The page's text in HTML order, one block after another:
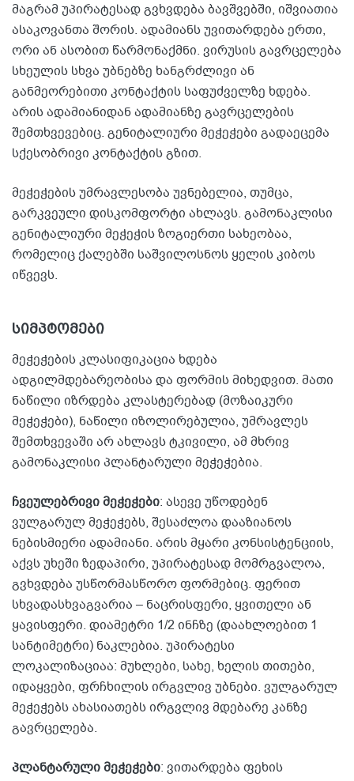
მაგრამ უპირატესად გვხვდება ბავშვებში, იშვიათია
ასაკოვანთა შორის. ადამიანს უვითარდება ერთი,
ორი ან ასობით წარმონაქმნი. ვირუსის გავრცელება
სხეულის სხვა უბნებზე ხანგრძლივი ან
განმეორებითი კონტაქტის საფუძველზე ხდება.
არის ადამიანიდან ადამიანზე გავრცელების
შემთხვევებიც. გენიტალიური მეჭეჭები გადაეცემა
სქესობრივი კონტაქტის გზით.
მეჭეჭების უმრავლესობა უვნებელია, თუმცა,
გარკვეული დისკომფორტი ახლავს. გამონაკლისი
გენიტალიური მეჭეჭის ზოგიერთი სახეობაა,
რომელიც ქალებში საშვილოსნოს ყელის კიბოს
იწვევს.
სიმპტომები
მეჭეჭების კლასიფიკაცია ხდება
ადგილმდებარეობისა და ფორმის მიხედვით. მათი
ნაწილი იზრდება კლასტერებად (მოზაიკური
მეჭეჭები), ნაწილი იზოლირებულია, უმრავლეს
შემთხვევაში არ ახლავს ტკივილი, ამ მხრივ
გამონაკლისი პლანტარული მეჭეჭებია.
ჩვეულებრივი მეჭეჭები: ასევე უწოდებენ
ვულგარულ მეჭეჭებს, შესაძლოა დააზიანოს
ნებისმიერი ადამიანი. არის მყარი კონსისტენციის,
აქვს უხეში ზედაპირი, უპირატესად მომრგვალოა,
გვხვდება უსწორმასწორო ფორმებიც. ფერით
სხვადასხვაგვარია – ნაცრისფერი, ყვითელი ან
ყავისფერი. დიამეტრი 1/2 ინჩზე (დაახლოებით 1
სანტიმეტრი) ნაკლებია. უპირატესი
ლოკალიზაციაა: მუხლები, სახე, ხელის თითები,
იდაყვები, ფრჩხილის ირგვლივ უბნები. ვულგარულ
მეჭეჭებს ახასიათებს ირგვლივ მდებარე კანზე
გავრცელება.
პლანტარული მეჭეჭები: ვითარდება ფეხის